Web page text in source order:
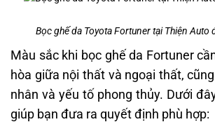
Bọc ghế da Toyota Fortuner tại Thiện Auto
Màu sắc khi bọc ghế da Fortuner
hòa giữa nội thất và ngoại thất,
nhân và yếu tố phong thủy. Dưới
giúp bạn đưa ra quyết định phù hợp:​